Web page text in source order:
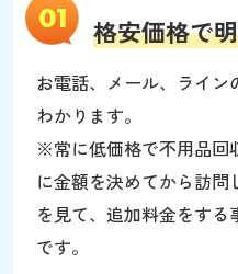
01 格安価格で
お電話、メール、ライン
わかります。
※常に低価格で不用品回
に金額を決めてから訪
を見て、追加料金をす
です。